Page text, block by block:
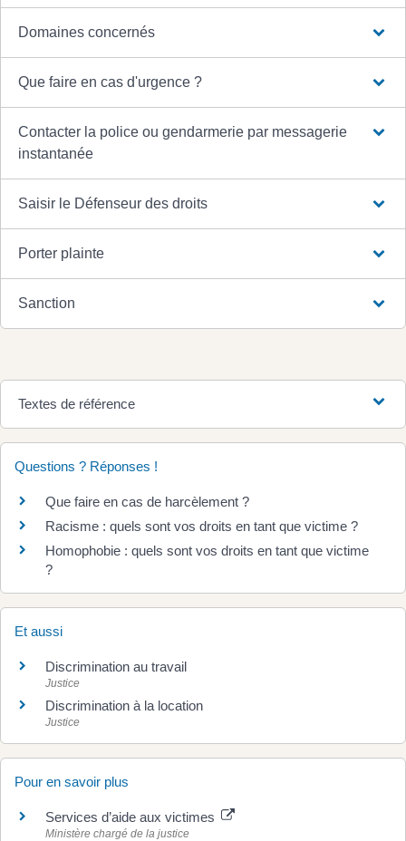
Domaines concernés
Que faire en cas d'urgence ?
Contacter la police ou gendarmerie par messagerie
instantanée
Saisir le Défenseur des droits
Porter plainte
Sanction
Textes de référence
Questions ? Réponses !
Que faire en cas de harcèlement ?
Racisme : quels sont vos droits en tant que victime ?
Homophobie : quels sont vos droits en tant que victime
?
Et aussi
Discrimination au travail
Justice
Discrimination à la location
Justice
Pour en savoir plus
Services d’aide aux victimes
Ministère chargé de la justice